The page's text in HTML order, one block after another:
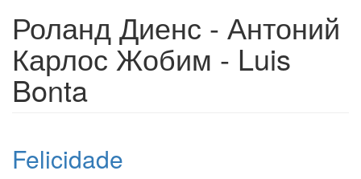
Роланд Диенс - Антоний
Карлос Жобим - Luis
Bonta
Felicidade